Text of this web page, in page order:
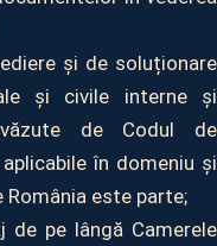
și de soluționare
și civile interne și
de Codul de
în domeniu și
este parte;
pe lângă Camerele